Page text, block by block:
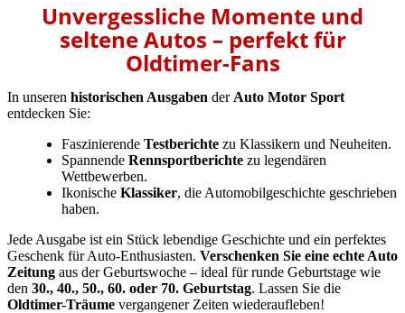
Unvergessliche Momente und
seltene Autos – perfekt für
Oldtimer-Fans
In unseren historischen Ausgaben der Auto Motor Sport
entdecken Sie:
Faszinierende Testberichte zu Klassikern und Neuheiten.
Spannende Rennsportberichte zu legendären
Wettbewerben.
Ikonische Klassiker, die Automobilgeschichte geschrieben
haben.
Jede Ausgabe ist ein Stück lebendige Geschichte und ein perfektes
Geschenk für Auto-Enthusiasten. Verschenken Sie eine echte Auto
Zeitung aus der Geburtswoche – ideal für runde Geburtstage wie
den 30., 40., 50., 60. oder 70. Geburtstag. Lassen Sie die
Oldtimer-Träume vergangener Zeiten wiederaufleben!